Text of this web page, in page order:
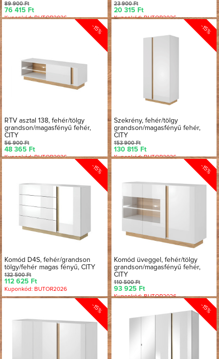
89 900 Ft
76 415 Ft
Kuponkód: BUTOR2026
23 900 Ft
20 315 Ft
Kuponkód: BUTOR2026
-15%
RTV asztal 138, fehér/tölgy
grandson/magasfényű fehér,
CITY
56 900 Ft
48 365 Ft
Kuponkód: BUTOR2026
-15%
Szekrény, fehér/tölgy
grandson/magasfényű fehér,
CITY
153 900 Ft
130 815 Ft
Kuponkód: BUTOR2026
-15%
Komód D4S, fehér/grandson
tölgy/fehér magas fényű, CITY
132 500 Ft
112 625 Ft
Kuponkód: BUTOR2026
-15%
Komód üveggel, fehér/tölgy
grandson/magasfényű fehér,
CITY
110 500 Ft
93 925 Ft
Kuponkód: BUTOR2026
-15% -15%